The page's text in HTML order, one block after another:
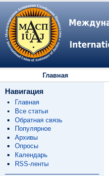
Главная
Навигация
Главная
Все статьи
Обратная связь
Популярное
Архивы
Опросы
Календарь
RSS-ленты